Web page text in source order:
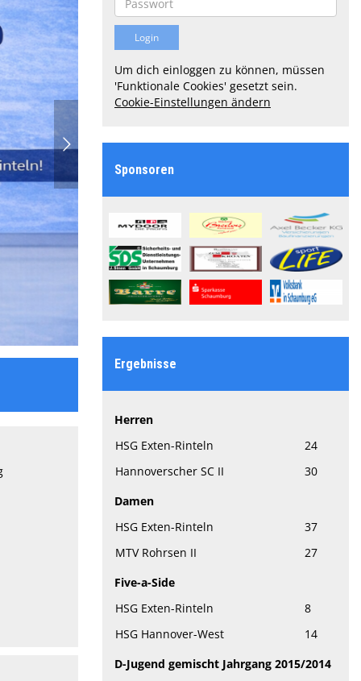
Um dich einloggen zu können, müssen
'Funktionale Cookies' gesetzt sein.
Cookie-Einstellungen ändern
Sponsoren
Ergebnisse
Herren
HSG Exten-Rinteln
24
Hannoverscher SC II
30
Damen
HSG Exten-Rinteln
37
MTV Rohrsen II
27
Five-a-Side
HSG Exten-Rinteln
8
HSG Hannover-West
14
D-Jugend gemischt Jahrgang 2015/2014